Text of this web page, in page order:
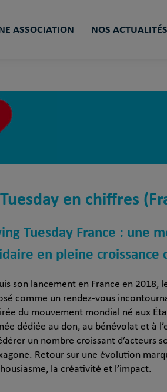
ASSOCIATION NOS ACTUALITÉS
en chiffres
Tuesday France : une
en pleine croissance
son lancement en France en 2018,
comme un rendez-vous
du mouvement mondial né aux
dédiée au don, au bénévolat et à
un nombre croissant d’acteurs
Retour sur une évolution
la créativité et l’impact.